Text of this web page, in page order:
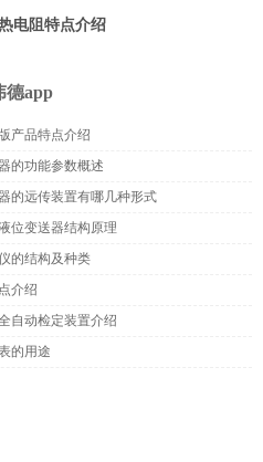
电阻特点介绍
德app
产品特点介绍
的功能参数概述
的远传装置有哪几种形式
位变送器结构原理
的结构及种类
介绍
自动检定装置介绍
的用途